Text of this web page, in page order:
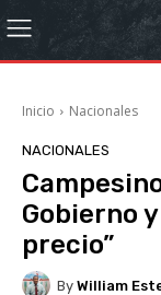
Inicio Nacionales
NACIONALES
Gobierno
precio”
By William